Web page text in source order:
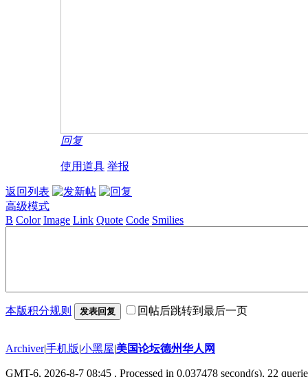
回复
使用道具 举报
返回列表
高级模式
B Color Image Link Quote Code Smilies
本版积分规则 发表回复 回帖后跳转到最后一页
Archiver|手机版|小黑屋|美国论坛德州华人网
GMT-6, 2026-8-7 08:45 , Processed in 0.037478 second(s), 22